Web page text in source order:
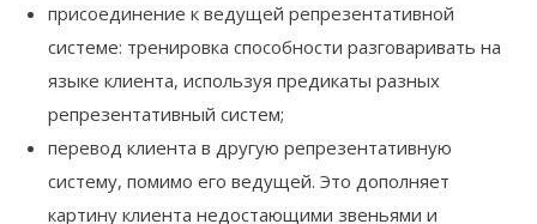
присоединение к ведущей репрезентативной
системе: тренировка способности разговаривать на
языке клиента, используя предикаты разных
репрезентативный систем;
перевод клиента в другую репрезентативную
систему, помимо его ведущей. Это дополняет
картину клиента недостающими звеньями и